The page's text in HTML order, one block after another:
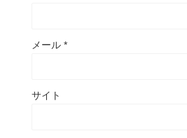
メール *
サイト